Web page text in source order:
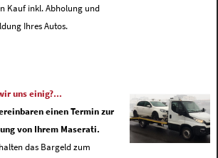
Kauf inkl. Abholung und
Ihres Autos.
uns einig?...
einen Termin zur
von Ihrem Maserati.
das Bargeld zum